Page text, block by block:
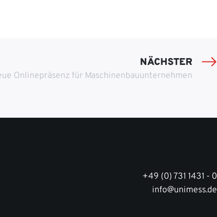
NÄCHSTER
Onlinepräsenz für Maschinenbauunternehmen
+49 (0) 731 1431 - 0
info@unimess.de